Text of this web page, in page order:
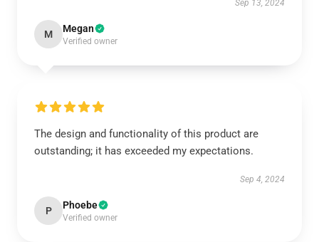
Sep 13, 2024
M Megan
Verified owner
The design and functionality of this product are
outstanding; it has exceeded my expectations.
Sep 4, 2024
P Phoebe
Verified owner